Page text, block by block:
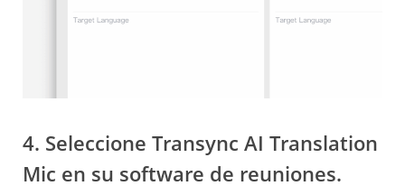
4. Seleccione Transync AI Translation
Mic en su software de reuniones.